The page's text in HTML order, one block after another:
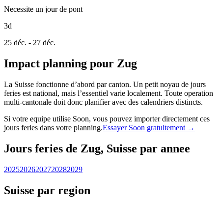
Necessite un jour de pont
3d
25 déc. - 27 déc.
Impact planning pour Zug
La Suisse fonctionne d’abord par canton. Un petit noyau de jours
feries est national, mais l’essentiel varie localement. Toute operation
multi-cantonale doit donc planifier avec des calendriers distincts.
Si votre equipe utilise Soon, vous pouvez importer directement ces
jours feries dans votre planning.Essayer Soon gratuitement →
Jours feries de Zug, Suisse par annee
20252026202720282029
Suisse par region